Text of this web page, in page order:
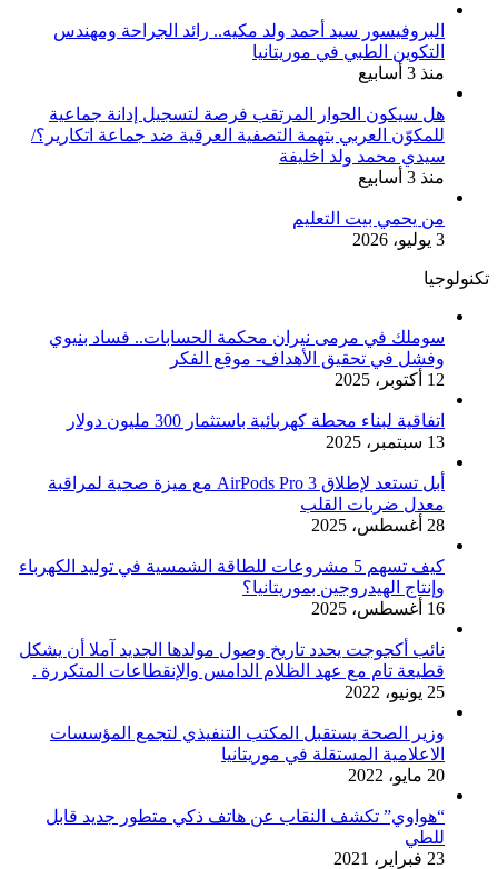
البروفيسور سيد أحمد ولد مكيه.. رائد الجراحة ومهندس
التكوين الطبي في موريتانيا
منذ 3 أسابيع
هل سيكون الحوار المرتقب فرصة لتسجيل إدانة جماعية
للمكوّن العربي بتهمة التصفية العرقية ضد جماعة اتكارير؟/
سيدي محمد ولد اخليفة
منذ 3 أسابيع
من يحمي بيت التعليم
3 يوليو، 2026
تكنولوجيا
سوملك في مرمى نيران محكمة الحسابات.. فساد بنيوي
وفشل في تحقيق الأهداف- موقع الفكر
12 أكتوبر، 2025
اتفاقية لبناء محطة كهربائية باستثمار 300 مليون دولار
13 سبتمبر، 2025
أبل تستعد لإطلاق AirPods Pro 3 مع ميزة صحية لمراقبة
معدل ضربات القلب
28 أغسطس، 2025
كيف تسهم 5 مشروعات للطاقة الشمسية في توليد الكهرباء
وإنتاج الهيدروجين بموريتانيا؟
16 أغسطس، 2025
نائب أكجوجت يحدد تاريخ وصول مولدها الجديد آملا أن يشكل
قطيعة تام مع عهد الظلام الدامس والإنقطاعات المتكررة .
25 يونيو، 2022
وزير الصحة يستقبل المكتب التنفيذي لتجمع المؤسسات
الاعلامية المستقلة في موريتانيا
20 مايو، 2022
“هواوي” تكشف النقاب عن هاتف ذكي متطور جديد قابل
للطي
23 فبراير، 2021